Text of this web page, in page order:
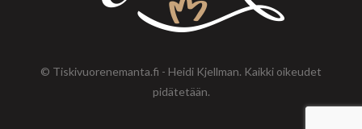
© Tiskivuorenemanta.fi - Heidi Kjellman. Kaikki oikeudet
pidätetään.